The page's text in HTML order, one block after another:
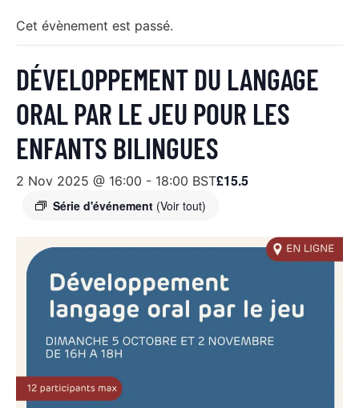
Cet évènement est passé.
DÉVELOPPEMENT DU LANGAGE
ORAL PAR LE JEU POUR LES
ENFANTS BILINGUES
2 Nov 2025 @ 16:00 - 18:00 BST
Série d'événement (Voir tout)
£15.5